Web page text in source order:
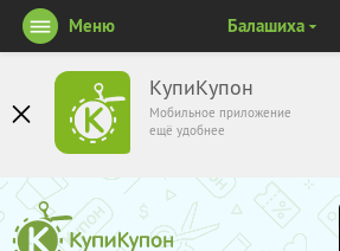
КупиКупон
Мобильное приложение
ещё удобнее
Меню Балашиха